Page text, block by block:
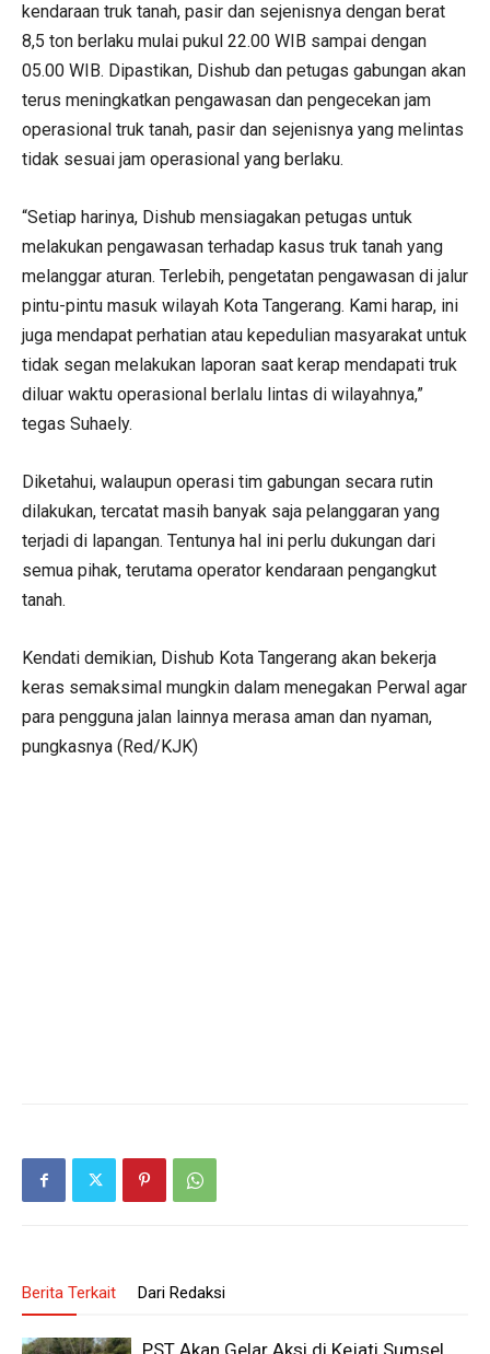
kendaraan truk tanah, pasir dan sejenisnya dengan berat
8,5 ton berlaku mulai pukul 22.00 WIB sampai dengan
05.00 WIB. Dipastikan, Dishub dan petugas gabungan akan
terus meningkatkan pengawasan dan pengecekan jam
operasional truk tanah, pasir dan sejenisnya yang melintas
tidak sesuai jam operasional yang berlaku.
“Setiap harinya, Dishub mensiagakan petugas untuk
melakukan pengawasan terhadap kasus truk tanah yang
melanggar aturan. Terlebih, pengetatan pengawasan di jalur
pintu-pintu masuk wilayah Kota Tangerang. Kami harap, ini
juga mendapat perhatian atau kepedulian masyarakat untuk
tidak segan melakukan laporan saat kerap mendapati truk
diluar waktu operasional berlalu lintas di wilayahnya,”
tegas Suhaely.
Diketahui, walaupun operasi tim gabungan secara rutin
dilakukan, tercatat masih banyak saja pelanggaran yang
terjadi di lapangan. Tentunya hal ini perlu dukungan dari
semua pihak, terutama operator kendaraan pengangkut
tanah.
Kendati demikian, Dishub Kota Tangerang akan bekerja
keras semaksimal mungkin dalam menegakan Perwal agar
para pengguna jalan lainnya merasa aman dan nyaman,
pungkasnya (Red/KJK)
Berita Terkait Dari Redaksi